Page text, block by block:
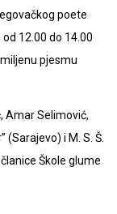
poete
12.00 do 14.00
pjesmu
Amar Selimović,
(Sarajevo) i M. S. Š.
Škole glume